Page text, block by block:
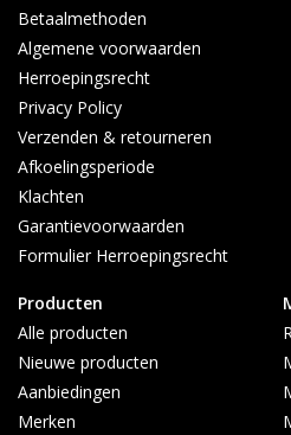
Betaalmethoden
Algemene voorwaarden
Herroepingsrecht
Privacy Policy
Verzenden & retourneren
Afkoelingsperiode
Klachten
Garantievoorwaarden
Formulier Herroepingsrecht
Producten
Alle producten
Nieuwe producten
Aanbiedingen
Merken